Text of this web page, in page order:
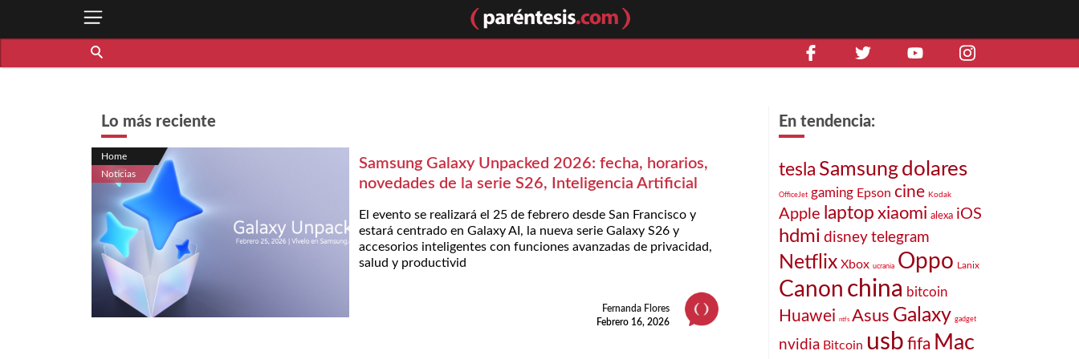
Lo más reciente
Home
Noticias
Samsung Galaxy Unpacked 2026: fecha, horarios,
novedades de la serie S26, Inteligencia Artificial
El evento se realizará el 25 de febrero desde San Francisco y
estará centrado en Galaxy AI, la nueva serie Galaxy S26 y
accesorios inteligentes con funciones avanzadas de privacidad,
salud y productivid
Fernanda Flores
Febrero 16, 2026
En tendencia:
tesla Samsung dolares
OfficeJet gaming Epson cine Kodak
Apple laptop xiaomi alexa iOS
hdmi disney telegram
Netflix Xbox ucrania Oppo Lanix
Canon china bitcoin
Huawei ntfs Asus Galaxy gadget
nvidia Bitcoin usb fifa Mac